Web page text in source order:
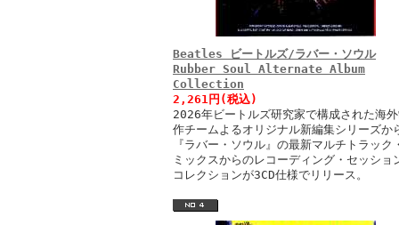
Beatles ビートルズ/ラバー・ソウル
Rubber Soul Alternate Album
Collection
2,261円(税込)
2026年ビートルズ研究家で構成された海外
作チームよるオリジナル新編集シリーズか
『ラバー・ソウル』の最新マルチトラック
ミックスからのレコーディング・セッショ
コレクションが3CD仕様でリリース。